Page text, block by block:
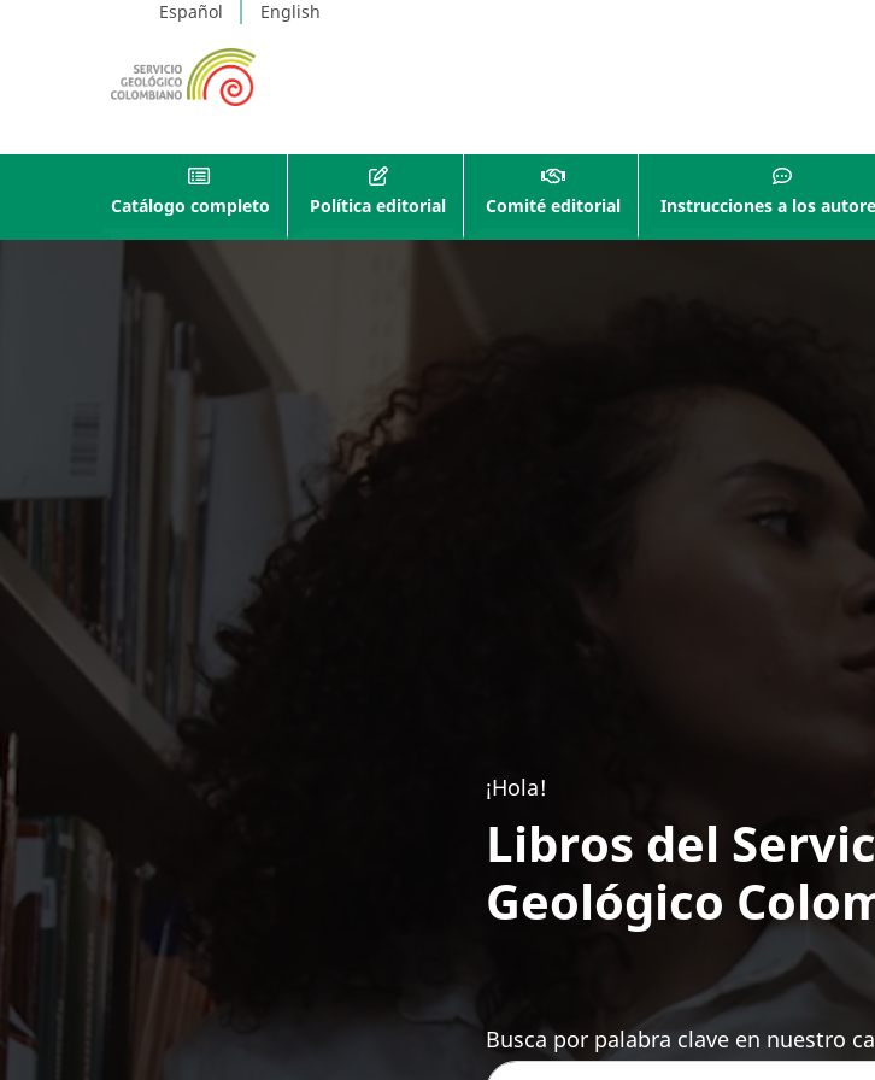
Español English
Catálogo completo Política editorial Comité editorial Instrucciones a los
¡Hola!
Libros del
Geológico
Busca por palabra clave en nuestro